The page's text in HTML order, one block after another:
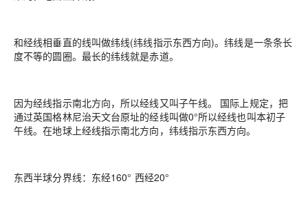
和经线相垂直的线叫做纬线(纬线指示东西方向)。纬线是一条条长
度不等的圆圈。最长的纬线就是赤道。
因为经线指示南北方向，所以经线又叫子午线。 国际上规定，把
通过英国格林尼治天文台原址的经线叫做0°所以经线也叫本初子
午线。在地球上经线指示南北方向，纬线指示东西方向。
东西半球分界线：东经160° 西经20°